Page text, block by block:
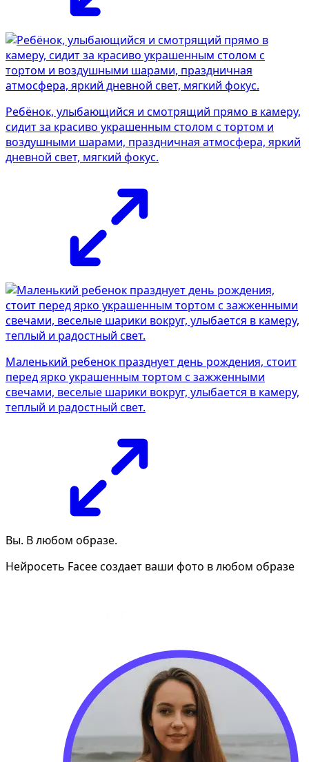
Ребёнок, улыбающийся и смотрящий прямо в камеру,
сидит за красиво украшенным столом с тортом и
воздушными шарами, праздничная атмосфера, яркий
дневной свет, мягкий фокус.
Маленький ребенок празднует день рождения, стоит
перед ярко украшенным тортом с зажженными
свечами, веселые шарики вокруг, улыбается в камеру,
теплый и радостный свет.
Вы. В любом образе.
Нейросеть Facee создает ваши фото в любом образе